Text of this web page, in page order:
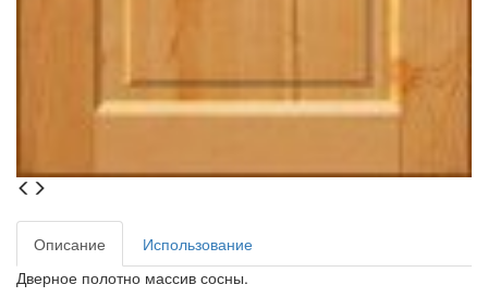
Описание
Использование
Дверное полотно массив сосны.